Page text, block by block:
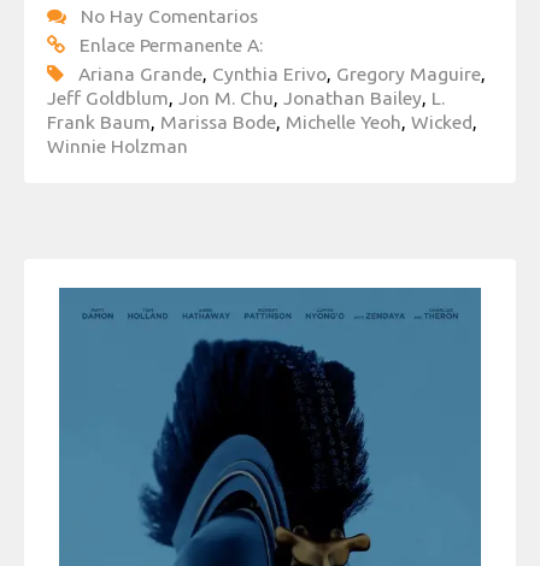
No Hay Comentarios
Enlace Permanente A:
Ariana Grande, Cynthia Erivo, Gregory Maguire,
Jeff Goldblum, Jon M. Chu, Jonathan Bailey, L.
Frank Baum, Marissa Bode, Michelle Yeoh, Wicked,
Winnie Holzman